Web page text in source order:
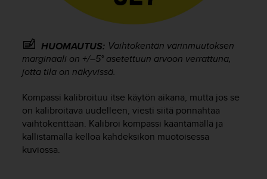
HUOMAUTUS: Vaihtokentän värinmuutoksen
marginaali on +/–5° asetettuun arvoon verrattuna,
jotta tila on näkyvissä.
Kompassi kalibroituu itse käytön aikana, mutta jos se
on kalibroitava uudelleen, viesti siitä ponnahtaa
vaihtokenttään. Kalibroi kompassi kääntämällä ja
kallistamalla kelloa kahdeksikon muotoisessa
kuviossa.